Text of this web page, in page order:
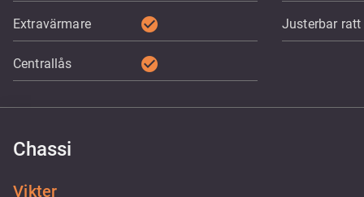
Extravärmare check_circle Justerbar ratt
Centrallås check_circle
Chassi
Vikter